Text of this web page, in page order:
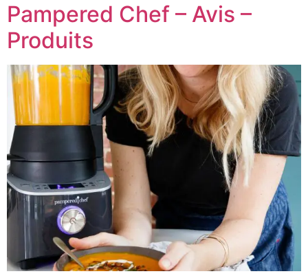
Pampered Chef – Avis –
Produits